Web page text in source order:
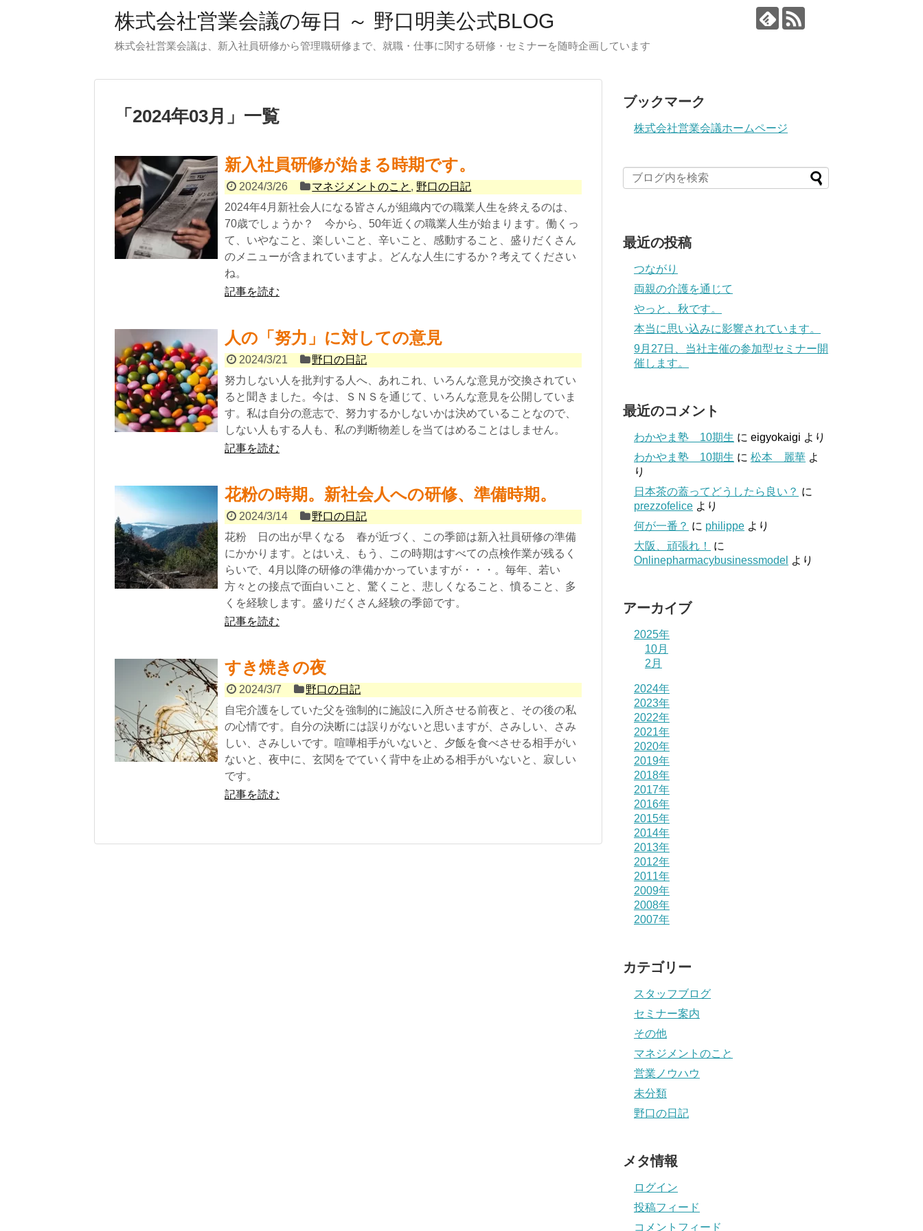
株式会社営業会議の毎日 ～ 野口明美公式BLOG
株式会社営業会議は、新入社員研修から管理職研修まで、就職・仕事に関する研修・セミナーを随時企画しています
「 2024年03月 」 一覧
新入社員研修が始まる時期です。
2024/3/26 マネジメントのこと , 野口の日記
2024年4月新社会人になる皆さんが組織内での職業人生を終えるのは、
70歳でしょうか？ 今から、50年近くの職業人生が始まります。働くっ
て、いやなこと、楽しいこと、辛いこと、感動すること、盛りだくさん
のメニューが含まれていますよ。どんな人生にするか？考えてください
ね。
記事を読む
人の「努力」に対しての意見
2024/3/21
野口の日記
努力しない人を批判する人へ、あれこれ、いろんな意見が交換されてい
ると聞きました。今は、ＳＮＳを通じて、いろんな意見を公開していま
す。私は自分の意志で、努力するかしないかは決めていることなので、
しない人もする人も、私の判断物差しを当てはめることはしません。
記事を読む
花粉の時期。新社会人への研修、準備時期。
2024/3/14
野口の日記
花粉 日の出が早くなる 春が近づく、この季節は新入社員研修の準備
にかかります。とはいえ、もう、この時期はすべての点検作業が残るく
らいで、4月以降の研修の準備かかっていますが・・・。毎年、若い
方々との接点で面白いこと、驚くこと、悲しくなること、憤ること、多
くを経験します。盛りだくさん経験の季節です。
記事を読む
すき焼きの夜
2024/3/7
野口の日記
自宅介護をしていた父を強制的に施設に入所させる前夜と、その後の私
の心情です。自分の決断には誤りがないと思いますが、さみしい、さみ
しい、さみしいです。喧嘩相手がいないと、夕飯を食べさせる相手がい
ないと、夜中に、玄関をでていく背中を止める相手がいないと、寂しい
です。
記事を読む
ブックマーク
株式会社営業会議ホームページ
最近の投稿
つながり
両親の介護を通じて
やっと、秋です。
本当に思い込みに影響されています。
9月27日、当社主催の参加型セミナー開
催します。
最近のコメント
わかやま塾 10期生 に eigyokaigi より
わかやま塾 10期生 に 松本 麗華 よ
り
日本茶の蓋ってどうしたら良い？ に
prezzofelice より
何が一番？ に philippe より
大阪、頑張れ！
に
Onlinepharmacybusinessmodel より
アーカイブ
2025年
10月
2月
2024年
2023年
2022年
2021年
2020年
2019年
2018年
2017年
2016年
2015年
2014年
2013年
2012年
2011年
2009年
2008年
2007年
カテゴリー
スタッフブログ
セミナー案内
その他
マネジメントのこと
営業ノウハウ
未分類
野口の日記
メタ情報
ログイン
投稿フィード
コメントフィード